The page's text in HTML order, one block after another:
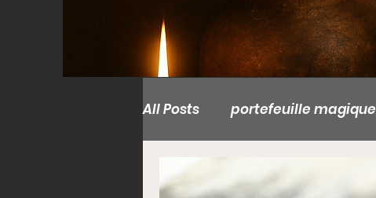
All Posts portefeuille magique
Valise magique sans danger